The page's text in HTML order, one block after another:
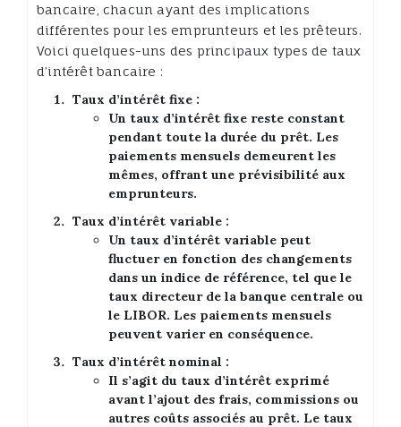
bancaire, chacun ayant des implications
différentes pour les emprunteurs et les prêteurs.
Voici quelques-uns des principaux types de taux
d’intérêt bancaire :
Taux d’intérêt fixe :
Un taux d’intérêt fixe reste constant
pendant toute la durée du prêt. Les
paiements mensuels demeurent les
mêmes, offrant une prévisibilité aux
emprunteurs.
Taux d’intérêt variable :
Un taux d’intérêt variable peut
fluctuer en fonction des changements
dans un indice de référence, tel que le
taux directeur de la banque centrale ou
le LIBOR. Les paiements mensuels
peuvent varier en conséquence.
Taux d’intérêt nominal :
Il s’agit du taux d’intérêt exprimé
avant l’ajout des frais, commissions ou
autres coûts associés au prêt. Le taux